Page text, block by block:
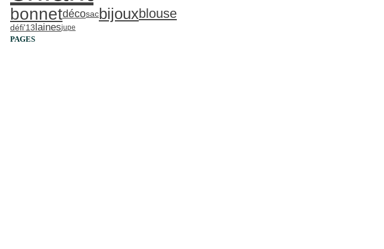
bonnetdécosacbijouxblouse
défi'13lainesjupe
PAGES